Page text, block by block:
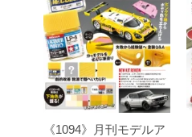
《1094》月刊モデルア